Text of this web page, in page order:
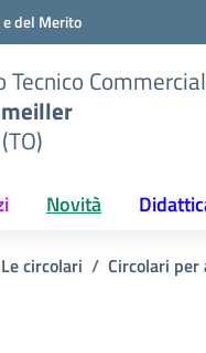
del Merito
Tecnico
Novità
Le circolari Circolari